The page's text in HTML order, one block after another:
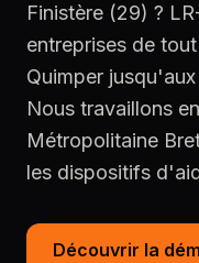
Finistère (29) ?
entreprises de
Quimper
Nous travaillons
Métropolitaine
les dispositifs
Découvrir la